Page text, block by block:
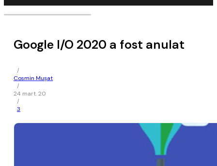
Google I/O 2020 a fost anulat
/
Cosmin Mușat
/
24 mart. 20
/
3